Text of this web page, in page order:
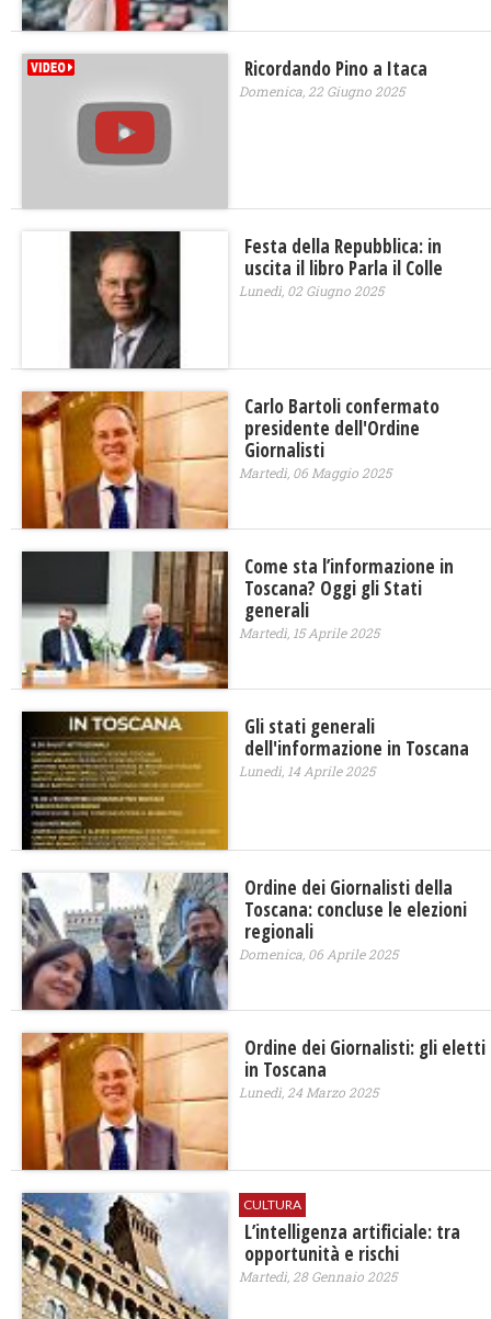
Ricordando Pino a Itaca
Domenica, 22 Giugno 2025
Festa della Repubblica: in
uscita il libro Parla il Colle
Lunedì, 02 Giugno 2025
Carlo Bartoli confermato
presidente dell'Ordine
Giornalisti
Martedì, 06 Maggio 2025
Come sta l’informazione in
Toscana? Oggi gli Stati
generali
Martedì, 15 Aprile 2025
Gli stati generali
dell'informazione in Toscana
Lunedì, 14 Aprile 2025
Ordine dei Giornalisti della
Toscana: concluse le elezioni
regionali
Domenica, 06 Aprile 2025
Ordine dei Giornalisti: gli eletti
in Toscana
Lunedì, 24 Marzo 2025
CULTURA
L’intelligenza artificiale: tra
opportunità e rischi
Martedì, 28 Gennaio 2025